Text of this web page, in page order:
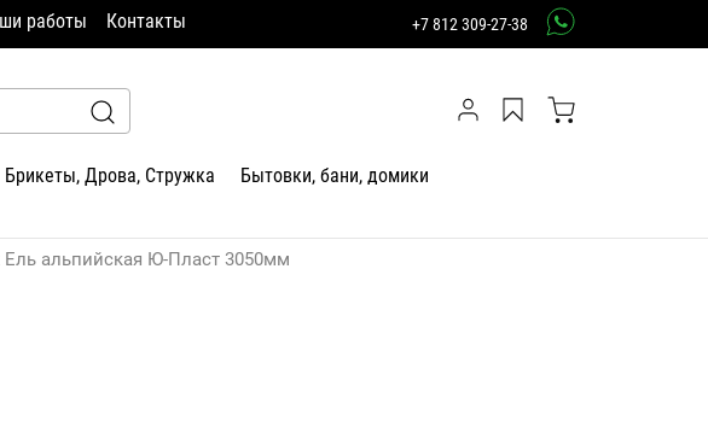
работы Контакты +7 812 309-27-38
Брикеты, Дрова, Стружка
Бытовки, бани, домики
альпийская Ю-Пласт 3050мм